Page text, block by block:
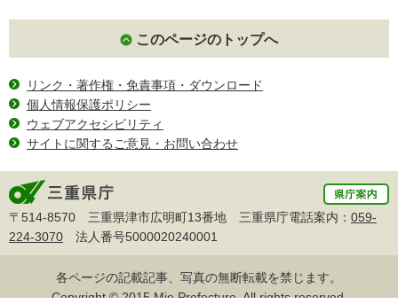
このページのトップへ
リンク・著作権・免責事項・ダウンロード
個人情報保護ポリシー
ウェブアクセシビリティ
サイトに関するご意見・お問い合わせ
〒514-8570 三重県津市広明町13番地 三重県庁電話案内： 059-
224-3070 法人番号5000020240001
各ページの記載記事、写真の無断転載を禁じます。
Copyright © 2015 Mie Prefecture, All rights reserved.